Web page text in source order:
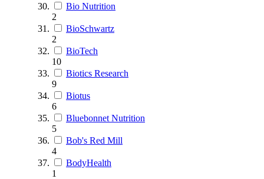
Bio Nutrition
2
BioSchwartz
2
BioTech
10
Biotics Research
9
Biotus
6
Bluebonnet Nutrition
5
Bob's Red Mill
4
BodyHealth
1